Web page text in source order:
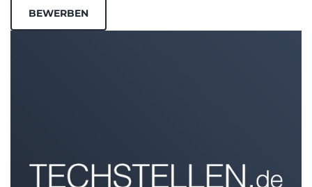
BEWERBEN